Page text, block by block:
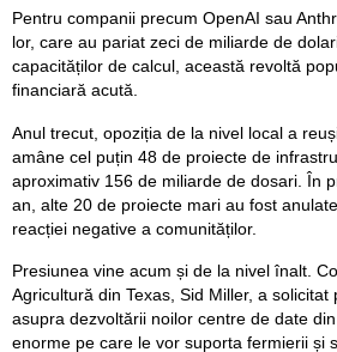
Pentru companii precum OpenAI sau
lor, care au pariat zeci de miliarde de
capacităților de calcul, această revoltă
financiară acută.
Anul trecut, opoziția de la nivel local a
amâne cel puțin 48 de proiecte de
aproximativ 156 de miliarde de dosari. În
an, alte 20 de proiecte mari au fost
reacției negative a comunităților.
Presiunea vine acum și de la nivel înalt.
Agricultură din Texas, Sid Miller, a solicitat
asupra dezvoltării noilor centre de date
enorme pe care le vor suporta fermierii și